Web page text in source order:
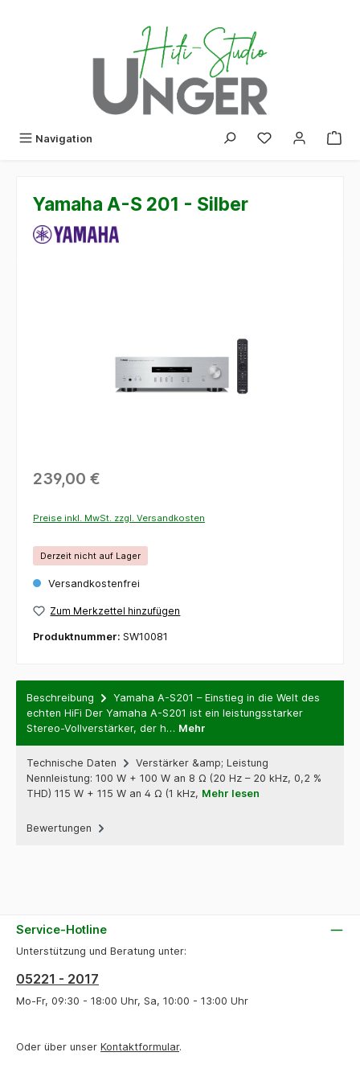
Navigation
Yamaha A-S 201 - Silber
239,00 €
Preise inkl. MwSt. zzgl. Versandkosten
Derzeit nicht auf Lager
Versandkostenfrei
Zum Merkzettel hinzufügen
Produktnummer: SW10081
Beschreibung
Yamaha A-S201 – Einstieg in die Welt des
echten HiFi Der Yamaha A-S201 ist ein leistungsstarker
Stereo-Vollverstärker, der h… Mehr
Technische Daten
Verstärker &amp; Leistung
Nennleistung: 100 W + 100 W an 8 Ω (20 Hz – 20 kHz, 0,2 %
THD) 115 W + 115 W an 4 Ω (1 kHz, Mehr lesen
Bewertungen
Service-Hotline
Unterstützung und Beratung unter:
05221 - 2017
Mo-Fr, 09:30 - 18:00 Uhr, Sa, 10:00 - 13:00 Uhr
Oder über unser Kontaktformular.